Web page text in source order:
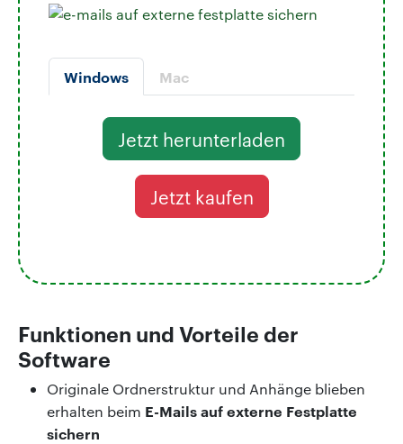
Windows Mac
Jetzt herunterladen
Jetzt kaufen
Funktionen und Vorteile der
Software
Originale Ordnerstruktur und Anhänge blieben
erhalten beim E-Mails auf externe Festplatte
sichern